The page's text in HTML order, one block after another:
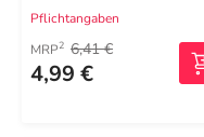
Pflichtangaben
MRP2 6,41 €
4,99 €